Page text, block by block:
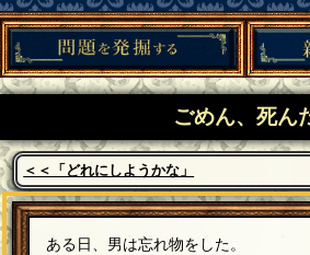
ごめん、死ん
＜＜「どれにしようかな」
ある日、男は忘れ物をした。